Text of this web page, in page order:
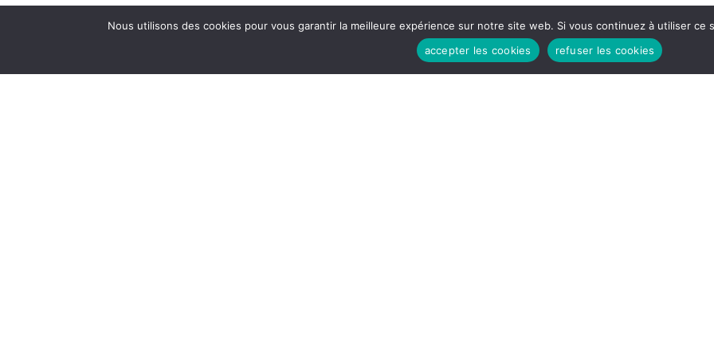
Nous utilisons des cookies pour vous garantir la meilleure expérience sur notre site web. Si vous continuez à utiliser
accepter les cookies
refuser les cookies